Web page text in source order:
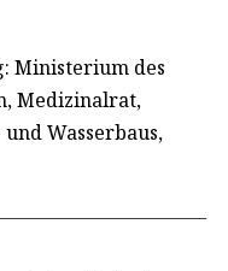
Ministerium des
Medizinalrat,
Wasserbaus,